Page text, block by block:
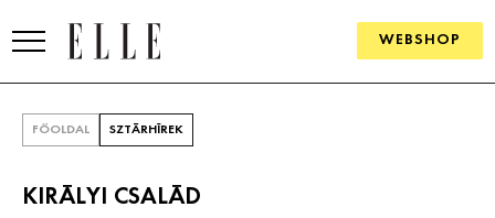
WEBSHOP
FŐOLDAL SZTÁRHÍREK
KIRÁLYI CSALÁD